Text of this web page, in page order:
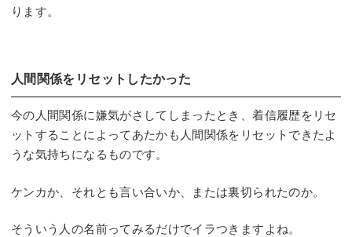
ります。
人間関係をリセットしたかった
今の人間関係に嫌気がさしてしまったとき、着信履歴をリセ
ットすることによってあたかも人間関係をリセットできたよ
うな気持ちになるものです。
ケンカか、それとも言い合いか、または裏切られたのか。
そういう人の名前ってみるだけでイラつきますよね。